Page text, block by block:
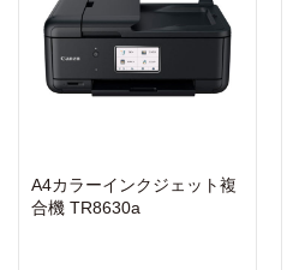
A4カラーインクジェット複
合機 TR8630a